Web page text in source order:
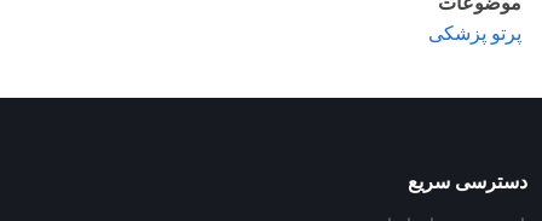
پرتو پزشکی
دسترسی سریع